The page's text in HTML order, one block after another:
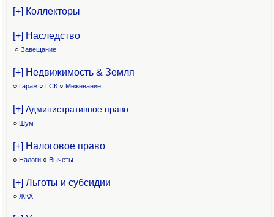
[+] Коллекторы
[+] Наследство
○ Завещание
[+] Недвижимость & Земля
○ Гараж ○ ГСК ○ Межевание
[+] Административное право
○ Шум
[+] Налоговое право
○ Налоги ○ Вычеты
[+] Льготы и субсидии
○ ЖКХ